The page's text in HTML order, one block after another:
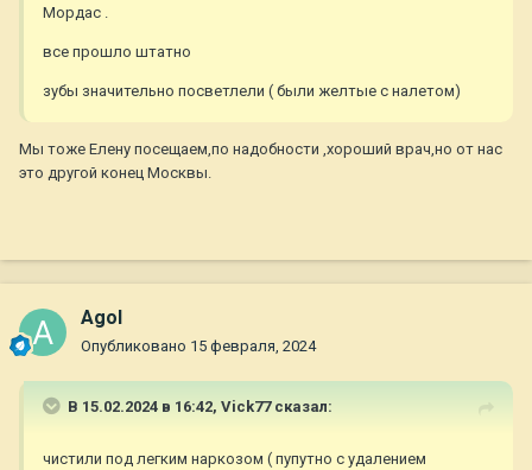
Мордас .
все прошло штатно
зубы значительно посветлели ( были желтые с налетом)
Мы тоже Елену посещаем,по надобности ,хороший врач,но от нас
это другой конец Москвы.
Agol
Опубликовано 15 февраля, 2024
В 15.02.2024 в 16:42, Vick77сказал:
чистили под легким наркозом ( пупутно с удалением